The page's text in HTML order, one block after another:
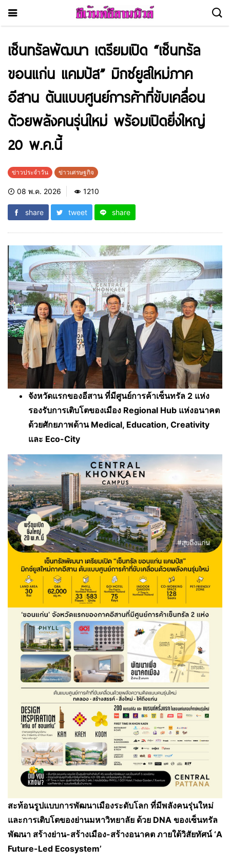
เซ็นทรัลพัฒนา เตรียมเปิด “เซ็นทรัล
ขอนแก่น แคมปัส” มิกซ์ยูสใหม่ภาค
อีสาน ต้นแบบศูนย์การค้าที่ขับเคลื่อน
ด้วยพลังคนรุ่นใหม่ พร้อมเปิดยิ่งใหญ่
20 พ.ค.นี้
ข่าวประจำวัน ข่าวเศรษฐกิจ
08 พ.ค. 2026 1210
share tweet share
จังหวัดแรกของอีสาน ที่มีศูนย์การค้าเซ็นทรัล 2 แห่ง
รองรับการเติบโตของเมือง Regional Hub แห่งอนาคต
ด้วยศักยภาพด้าน Medical, Education, Creativity
และ Eco-City
สะท้อนรูปแบบการพัฒนาเมืองระดับโลก ที่มีพลังคนรุ่นใหม่
และการเติบโตของย่านมหาวิทยาลัย ด้วย DNA ของเซ็นทรัล
พัฒนา สร้างย่าน-สร้างเมือง-สร้างอนาคต ภายใต้วิสัยทัศน์‘A
Future-Led Ecosystem’